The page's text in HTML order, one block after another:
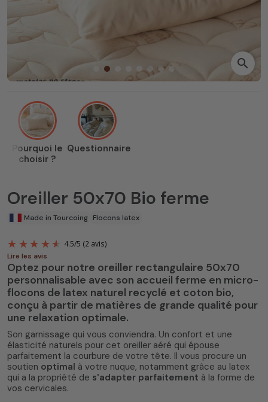
search
Pourquoi le
choisir ?
Questionnaire
Oreiller 50x70 Bio ferme
4.5/5 (2 avis)
Made in Tourcoing Flocons latex
Lire les avis
Optez pour notre oreiller rectangulaire 50x70
personnalisable avec son accueil ferme en micro-
flocons de latex naturel recyclé et coton bio,
conçu à partir de matières de grande qualité pour
une relaxation optimale.
Son garnissage qui vous conviendra. Un confort et une
élasticité naturels pour cet oreiller aéré qui épouse
parfaitement la courbure de votre tête. Il vous procure un
soutien optimal à votre nuque, notamment grâce au latex
qui a la propriété de s'adapter parfaitement à la forme de
vos cervicales.